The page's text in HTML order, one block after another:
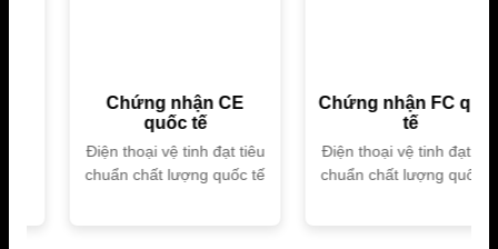
Chứng nhận CE
quốc tế
Điện thoại vệ tinh đạt tiêu
chuẩn chất lượng quốc tế
Chứng nhận FC quốc
Điện thoại vệ tinh đạt tiêu
chuẩn chất lượng quốc tế